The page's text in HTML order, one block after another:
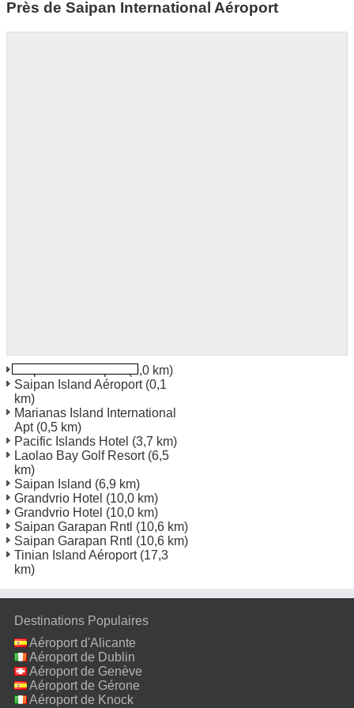
Près de Saipan International Aéroport
(0,0 km)
Saipan Island Aéroport(0,1
km)
Marianas Island International
Apt(0,5 km)
Pacific Islands Hotel (3,7 km)
Laolao Bay Golf Resort(6,5
km)
Saipan Island (6,9 km)
Grandvrio Hotel (10,0 km)
Grandvrio Hotel (10,0 km)
Saipan Garapan Rntl (10,6 km)
Saipan Garapan Rntl (10,6 km)
Tinian Island Aéroport(17,3
km)
Destinations Populaires
Aéroport d'Alicante
Aéroport de Dublin
Aéroport de Genève
Aéroport de Gérone
Aéroport de Knock